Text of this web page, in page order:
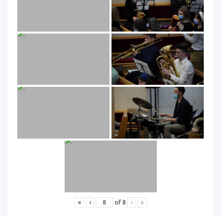
« ‹ of 8 › »